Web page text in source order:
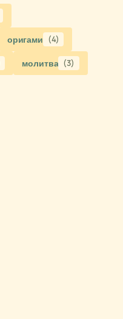
оригами (4)
молитва (3)